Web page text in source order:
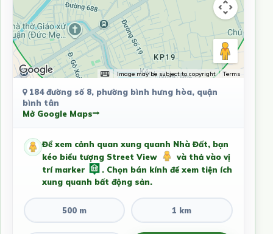
Image may be subject to copyright Terms
184 đường số 8, phường bình hưng hòa, quận
bình tân
Mở Google Maps
Để xem cảnh quan xung quanh Nhà Đất, bạn
kéo biểu tượng Street View
và thả vào vị
trí marker
. Chọn bán kính để xem tiện ích
xung quanh bất động sản.
500 m 1 km